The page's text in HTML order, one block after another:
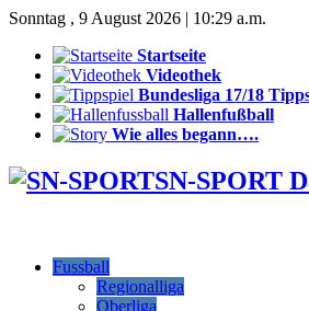
Sonntag , 9 August 2026 | 10:29 a.m.
Startseite
Videothek
Bundesliga 17/18
Hallenfußball
Wie alles begann….
SN-SPORT
Fussball
Regionalliga
Oberliga